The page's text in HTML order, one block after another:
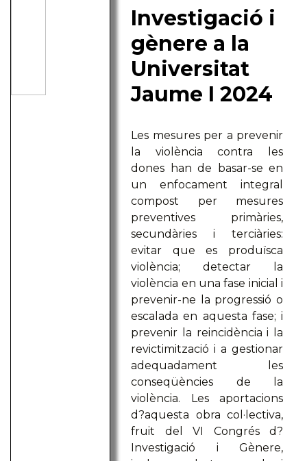
Investigació i
gènere a la
Universitat
Jaume I 2024
Les mesures per a prevenir
la violència contra les
dones han de basar-se en
un enfocament integral
compost per mesures
preventives primàries,
secundàries i terciàries:
evitar que es produïsca
violència; detectar la
violència en una fase inicial i
prevenir-ne la progressió o
escalada en aquesta fase; i
prevenir la reincidència i la
revictimització i a gestionar
adequadament les
conseqüències de la
violència. Les aportacions
d?aquesta obra col·lectiva,
fruit del VI Congrés d?
Investigació i Gènere,